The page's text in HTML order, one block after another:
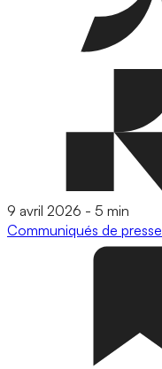
9 avril 2026 - 5 min
Communiqués de presse